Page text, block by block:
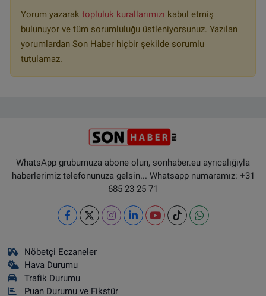
Yorum yazarak topluluk kurallarımızı kabul etmiş
bulunuyor ve tüm sorumluluğu üstleniyorsunuz. Yazılan
yorumlardan Son Haber hiçbir şekilde sorumlu
tutulamaz.
WhatsApp grubumuza abone olun, sonhaber.eu ayrıcalığıyla
haberlerimiz telefonunuza gelsin... Whatsapp numaramız: +31
685 23 25 71
Nöbetçi Eczaneler
Hava Durumu
Trafik Durumu
Puan Durumu ve Fikstür